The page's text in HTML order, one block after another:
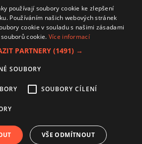
vyjadřujete svůj souhlas spodmínkami
.
CZECH
používají soubory cookie ke zlepšení
Používáním našich webových stránek
cookie v souladu s našimi zásadami
cookie. Více informací
PARTNERY (1491) →
SOUBORY
SOUBORY CÍLENÍ
VŠE ODMÍTNOUT